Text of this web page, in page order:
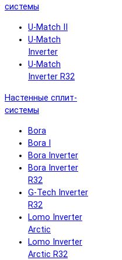
системы
U-Match II
U-Match
Inverter
U-Match
Inverter R32
Настенные сплит-
системы
Bora
Bora I
Bora Inverter
Bora Inverter
R32
G-Tech Inverter
R32
Lomo Inverter
Arctic
Lomo Inverter
Arctic R32